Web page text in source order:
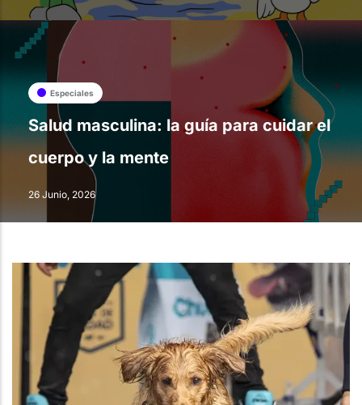
Especiales
Salud masculina: la guía para cuidar el
cuerpo y la mente
26 Junio, 2026